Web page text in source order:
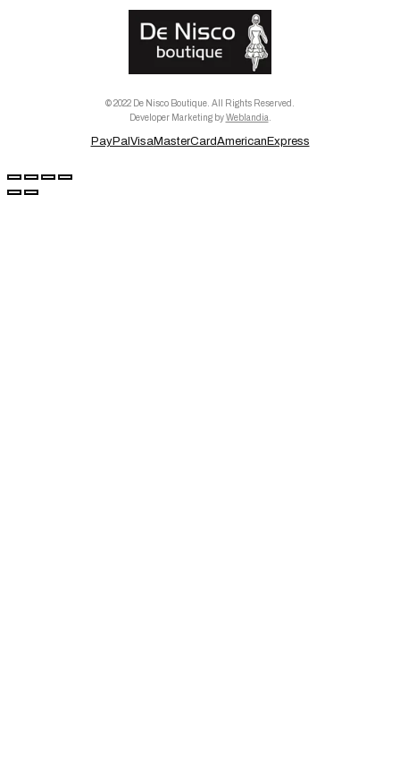
© 2022 De Nisco Boutique. All Rights Reserved.
Developer Marketing byWeblandia
PayPal VisaMasterCardAmericanExpress